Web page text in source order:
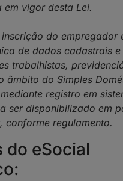
em vigor desta Lei.
do empregador
de dados cadastrais e
trabalhistas,
âmbito do Simples
registro em
ser disponibilizado em
conforme regulamento.
do eSocial